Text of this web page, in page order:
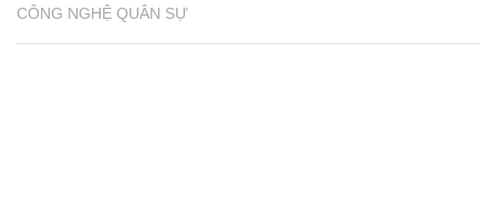
CÔNG NGHỆ QUÂN SỰ